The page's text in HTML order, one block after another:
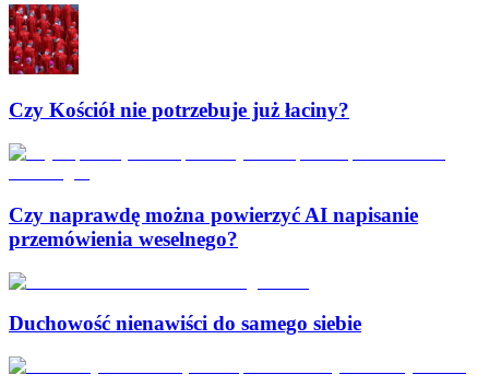
Czy Kościół nie potrzebuje już łaciny?
Czy naprawdę można powierzyć AI napisanie
przemówienia weselnego?
Duchowość nienawiści do samego siebie